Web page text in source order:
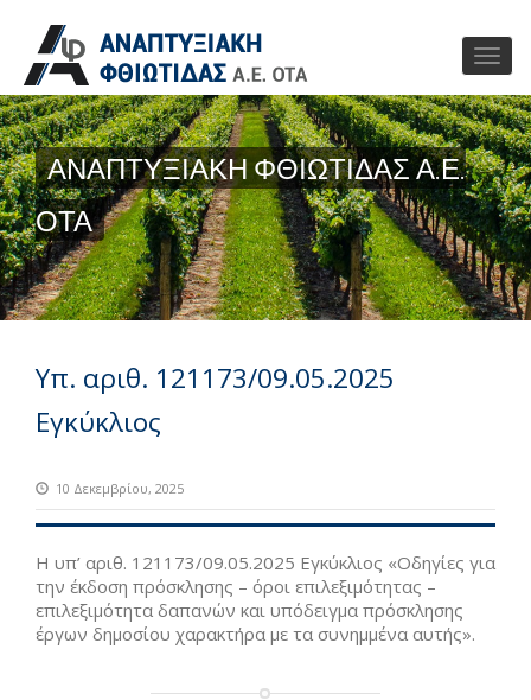
ΑΝΑΠΤΥΞΙΑΚΗ ΦΘΙΩΤΙΔΑΣ Α.Ε.
ΟΤΑ
Υπ. αριθ. 121173/09.05.2025
Εγκύκλιος
10 Δεκεμβρίου, 2025
Η υπ’ αριθ. 121173/09.05.2025 Εγκύκλιος «Οδηγίες για
την έκδοση πρόσκλησης – όροι επιλεξιμότητας –
επιλεξιμότητα δαπανών και υπόδειγμα πρόσκλησης
έργων δημοσίου χαρακτήρα με τα συνημμένα αυτής».